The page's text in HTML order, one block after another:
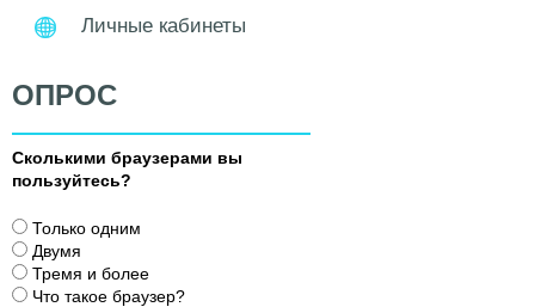
Личные кабинеты
ОПРОС
Сколькими браузерами вы
пользуйтесь?
В
а
р
и
Только одним
Двумя
Тремя и более
Что такое браузер?